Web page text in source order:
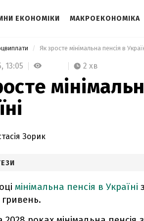
ЕКОНОМІКИ МАКРОЕКОНОМІКА
Як зросте мінімальна пенсія в
13:05 2 хв
Зорик
мінімальна пенсія в Україні